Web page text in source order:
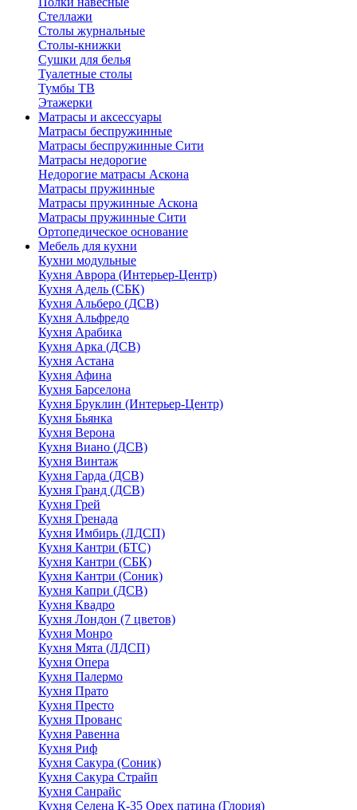
Стеллажи
Столы журнальные
Столы-книжки
Сушки для белья
Туалетные столы
Тумбы ТВ
Этажерки
Матрасы и аксессуары
Матрасы беспружинные
Матрасы беспружинные Сити
Матрасы недорогие
Недорогие матрасы Аскона
Матрасы пружинные
Матрасы пружинные Аскона
Матрасы пружинные Сити
Ортопедическое основание
Мебель для кухни
Кухни модульные
Кухня Аврора (Интерьер-Центр)
Кухня Адель (СБК)
Кухня Альберо (ДСВ)
Кухня Альфредо
Кухня Арабика
Кухня Арка (ДСВ)
Кухня Астана
Кухня Афина
Кухня Барселона
Кухня Бруклин (Интерьер-Центр)
Кухня Бьянка
Кухня Верона
Кухня Виано (ДСВ)
Кухня Винтаж
Кухня Гарда (ДСВ)
Кухня Гранд (ДСВ)
Кухня Грей
Кухня Гренада
Кухня Имбирь (ЛДСП)
Кухня Кантри (БТС)
Кухня Кантри (СБК)
Кухня Кантри (Соник)
Кухня Капри (ДСВ)
Кухня Квадро
Кухня Лондон (7 цветов)
Кухня Монро
Кухня Мята (ЛДСП)
Кухня Опера
Кухня Палермо
Кухня Прато
Кухня Престо
Кухня Прованс
Кухня Равенна
Кухня Риф
Кухня Сакура (Соник)
Кухня Сакура Страйп
Кухня Санрайс
Кухня Селена К-35 Орех патина (Глория)